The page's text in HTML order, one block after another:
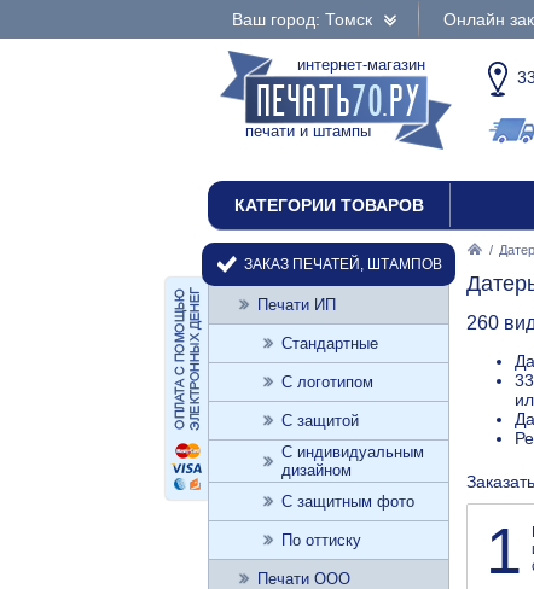
Ваш город: Томск Онлайн
интернет-магазин
печати и штампы
КАТЕГОРИИ ТОВАРОВ
/
260
1
ЗАКАЗ ПЕЧАТЕЙ, ШТАМПОВ
Печати ИП
Стандартные
С логотипом
С защитой
С индивидуальным
дизайном
С защитным фото
По оттиску
Печати ООО